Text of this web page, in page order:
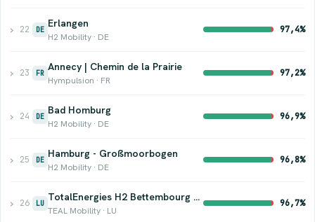
› 22 DE
Erlangen
H2 Mobility · DE
97,4%
› 23 FR
Annecy | Chemin de la Prairie
Hympulsion · FR
97,2%
› 24 DE
Bad Homburg
H2 Mobility · DE
96,9%
› 25 DE
Hamburg - Großmoorbogen
H2 Mobility · DE
96,8%
› 26 LU
TotalEnergies H2 Bettembourg / Beetebuerg
TEAL Mobility · LU
96,7%